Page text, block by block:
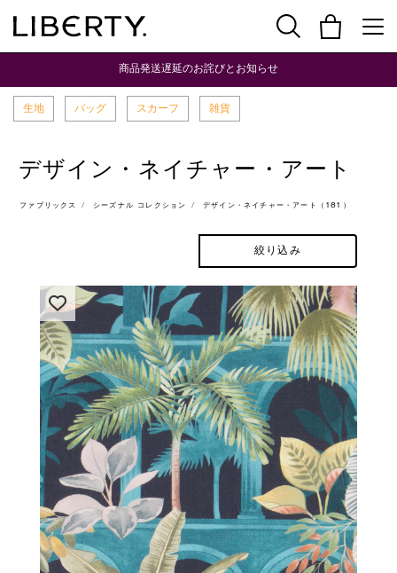
商品発送遅延のお詫びとお知らせ
生地 バッグ スカーフ 雑貨
デザイン・ネイチャー・アート
ファブリックス シーズナル コレクション デザイン・ネイチャー・アート（181）
絞り込み